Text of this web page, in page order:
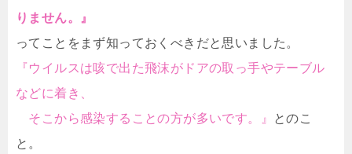
りません。』
ってことをまず知っておくべきだと思いました。
『ウイルスは咳で出た飛沫がドアの取っ手やテーブル
などに着き、
そこから感染することの方が多いです。』
とのこ
と。